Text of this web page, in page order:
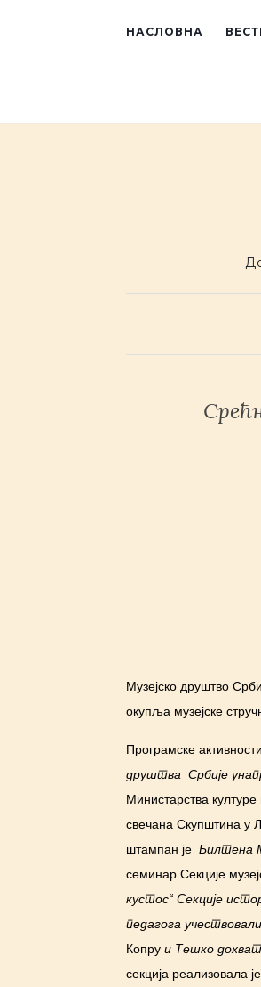
НАСЛОВНА
Музејско друштво
окупља музејске
Програмске
друштва Србије
Министарства
свечана Скупштина у
штампан је Билтена
семинар Секције
кустос“ Секције
педагога
Копру и Тешко
секција реализовала је